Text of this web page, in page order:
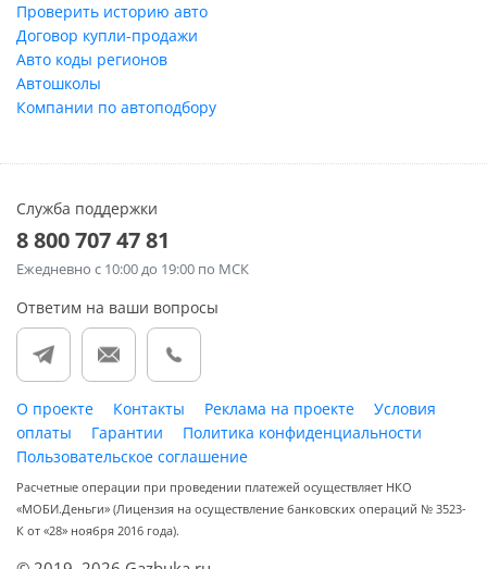
Проверить историю авто
Договор купли-продажи
Авто коды регионов
Автошколы
Компании по автоподбору
Служба поддержки
8 800 707 47 81
Ежедневно с 10:00 до 19:00 по МСК
Ответим на ваши вопросы
О проекте Контакты Реклама на проекте
Условия
оплаты
Гарантии
Политика конфиденциальности
Пользовательское соглашение
Расчетные операции при проведении платежей осуществляет НКО
«МОБИ.Деньги» (Лицензия на осуществление банковских операций № 3523-
К от «28» ноября 2016 года).